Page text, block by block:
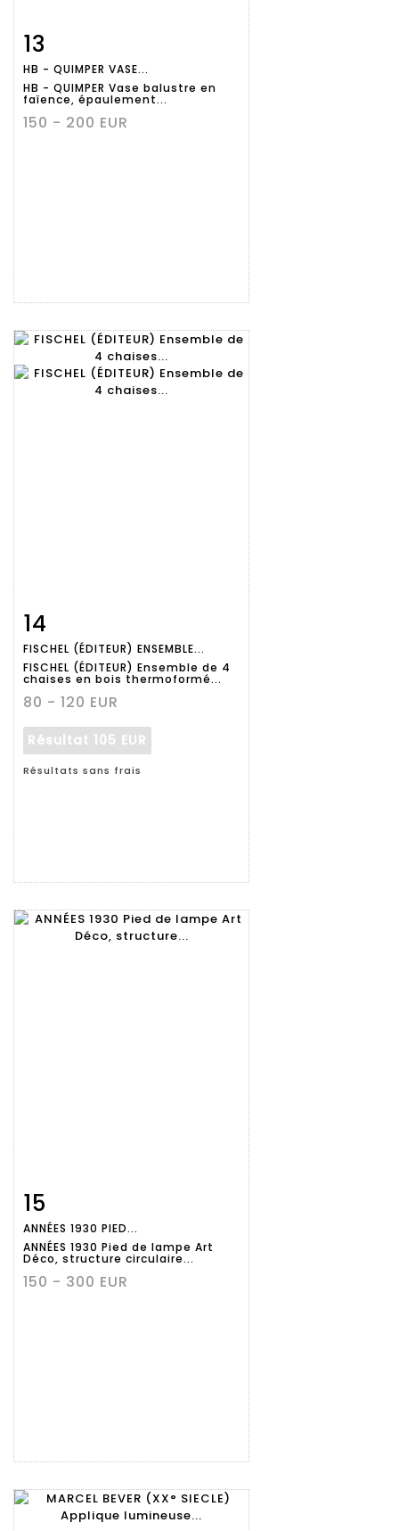
détaillée
13
HB - QUIMPER VASE...
HB - QUIMPER Vase balustre en
faïence, épaulement...
150 - 200 EUR
détaillée
14
FISCHEL (ÉDITEUR) ENSEMBLE...
FISCHEL (ÉDITEUR) Ensemble de 4
chaises en bois thermoformé...
80 - 120 EUR
Résultat 105 EUR
Résultats sans frais
détaillée
15
ANNÉES 1930 PIED...
ANNÉES 1930 Pied de lampe Art
Déco, structure circulaire...
150 - 300 EUR